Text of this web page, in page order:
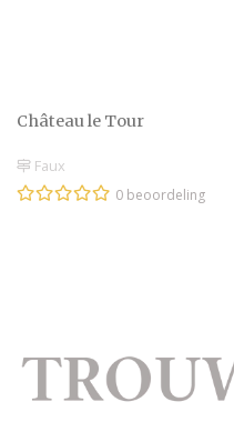
Château le Tour
Faux
0 beoordeling